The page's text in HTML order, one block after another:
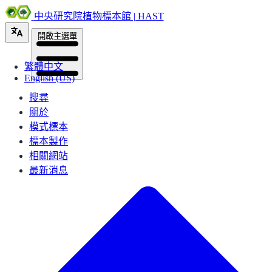
中央研究院植物標本館 | HAST
繁體中文
English (US)
開啟主選單
搜尋
關於
模式標本
標本製作
相關網站
最新消息